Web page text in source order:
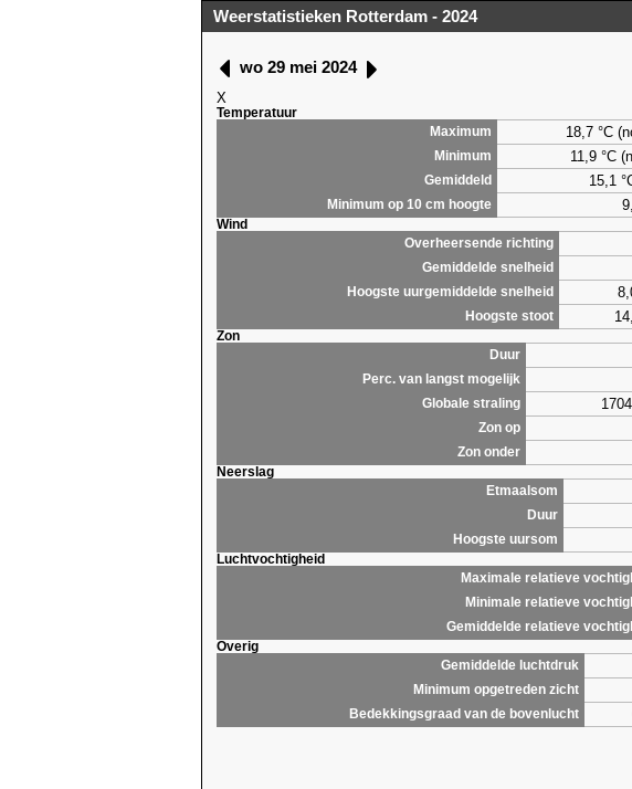
Weerstatistieken Rotterdam - 2024
wo 29 mei 2024
X
Temperatuur
Maximum
18,7 °C
Minimum 11,9 °C
Gemiddeld 15,1
Minimum op 10 cm hoogte
Wind
Overheersende richting
Gemiddelde snelheid
Hoogste uurgemiddelde snelheid
Hoogste stoot
Zon
Duur
Perc. van langst mogelijk
Globale straling
Zon op
Zon onder
Neerslag
Etmaalsom
Duur
Hoogste uursom
Luchtvochtigheid
Maximale relatieve
Minimale relatieve
Gemiddelde relatieve
Overig
Gemiddelde luchtdruk
Minimum opgetreden zicht
Bedekkingsgraad van de bovenlucht